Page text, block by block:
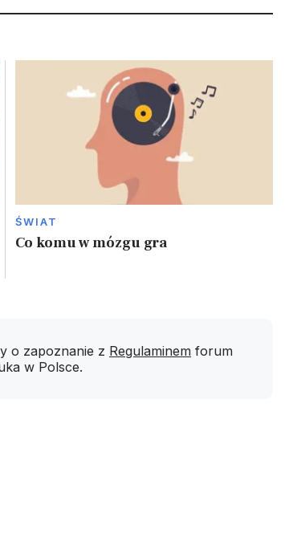
ŚWIAT
Co komu w mózgu gra
o zapoznanie z Regulaminem forum
w Polsce.